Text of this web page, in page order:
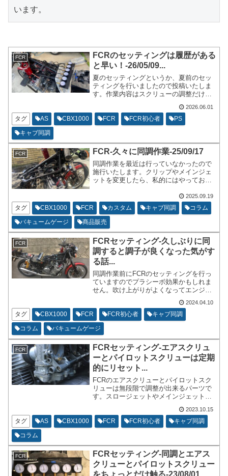
います。
FCR
FCRのセッティングは履歴がある
と早い！-26/05/09...
夏のセッティングというか、夏前のセッ
ティングを行いましたので投稿いたしま
す。作業内容はスクリューの調整だけで
ューです。今回のお題である、『履歴が
あると早い！』に沿って書いていきたい
と思います。それではレッツスターティ
2026.06.01
タグ AS CBX1000 FCR FCR初心者
PS
キャブ同調
FCR FCR-久々に同調作業-25/09/17
同調作業を最近は行っていなかったので
施行いたします。クリップやメインジェ
ットを変更したら、私的にはやっておき
ネタなので写真は少な目です。色々と書
いて行きます。
2025.09.19
タグ CBX1000 FCR カスタム キャブ同調
コラム
バキュームゲージ
商品販売
FCR
FCRセッティング-久しぶりに同
調すると調子が良くなった気がす
る話...
同調作業前にFCRのセッティングを行っ
ていますのでプラシーボ効果かもしれま
せん。吹け上がりがよくなってエンジン
た。同調作業はアイドリング音に変化が
あったり、エンジンの回転落ちが良くな
ったりというような事は普段から感じ取
れていたのですが、今回は走行してても
何だか気持ちよいというような印象を受
けました。
2024.04.10
タグ CBX1000 FCR FCR初心者
キャブ同調
コラム
バキュームゲージ
FCR
FCRセッティング-エアスクリュ
ーとパイロットスクリューは定期
的にリセット...
FCRのエアスクリューとパイロットスク
リューは無段階で調整が出来るパーツで
す。スロージェットやメインジェットジ
整が出来ません。特にエアスクリューは
フィルターやファンネルさえ外してしま
えば容易にアクセス出来ます。また、セ
い項目です。
2023.10.15
タグ AS CBX1000 FCR FCR初心者
キャブ同調
コラム
FCR
FCRセッティング-同調とエアス
クリューとパイロットスクリュー
をちょっとだけ触る-23/08/01...